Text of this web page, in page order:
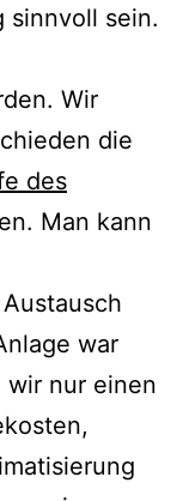
sinnvoll sein.
Wir
die
des
Man kann
war
wir nur einen